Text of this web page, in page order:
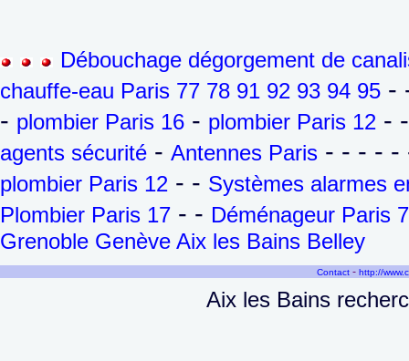
Débouchage dégorgement de
chauffe-eau Paris 77 78 91 92 93 94 95 -
- plombier Paris 16 - plombier Paris 12 -
agents sécurité - Antennes Paris - - - -
plombier Paris 12 - - Systèmes alarmes
Plombier Paris 17 - - Déménageur Paris
Grenoble Genève Aix les Bains Belley
Contact - http://
Aix les Bains